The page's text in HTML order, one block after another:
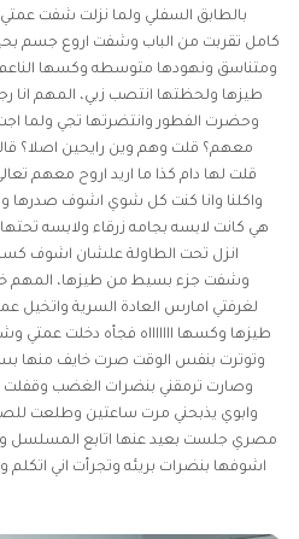
بالطابق السفلي ولما نزلت شفت
كامل تقربت من الباب وشفت اروع جسم
ومتناسق ونهودها متوسطه وكسها
طيزها ولحظتها انتصب زبي، المهم
وحضرت الفطور وانتضرتها تجي ولما
معهم؟ قلت وهم وين رايحين اصلا؟
قلت لها دام كذا ما اريد اروح معهم
واكلنا وانا كنت كل شوي اشوف صدرها
هي كانت لابسه بجامه زرقاء ولابسه
انزل تحت الطاولة علشان اشوف
وشفت جزء بسيط من طيزها، المهم
لغرفتي امارس العادة السرية واتخيل
طيزها وكسها اااااااه فجأه دخلت عمتي
وتوترت بنفس الوقت صرت خايف منها
وصارت ترمقني بنضرات الغضب وقفلت
وابوي يذبحني مرت ساعتين وطلعت
مصري جلست بعيد عنها اتابع المسلسل
اشوفها بنضرات بريئه وتجرأت اني اتكلم